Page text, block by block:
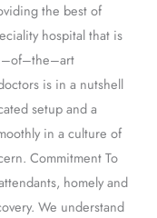
the best of
hospital that is
is in a nutshell
setup and a
in a culture of
Commitment To
homely and
We understand